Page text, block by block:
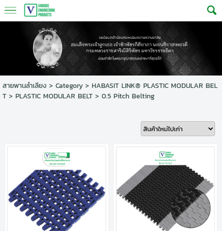
สายพานลำเลียง> Category> HABASIT LINK® PLASTIC MODULAR BEL
T> PLASTIC MODULAR BELT> 0.5 Pitch Belting